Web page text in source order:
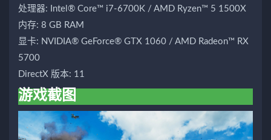
处理器: Intel® Core™ i7-6700K / AMD Ryzen™ 5 1500X
内存: 8 GB RAM
显卡: NVIDIA® GeForce® GTX 1060 / AMD Radeon™ RX
5700
DirectX 版本: 11
游戏截图